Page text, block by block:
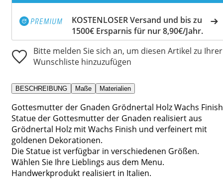
KOSTENLOSER Versand und bis zu
1500€ Ersparnis für nur 8,90€/Jahr.
Bitte melden Sie sich an, um diesen Artikel zu Ihrer
Wunschliste hinzuzufügen
BESCHREIBUNG Maße Materialien
Gottesmutter der Gnaden Grödnertal Holz Wachs
Statue der Gottesmutter der Gnaden realisiert aus
Grödnertal Holz mit Wachs Finish und verfeinert mit
goldenen Dekorationen.
Die Statue ist verfügbar in verschiedenen Größen.
Wählen Sie Ihre Lieblings aus dem Menu.
Handwerkprodukt realisiert in Italien.